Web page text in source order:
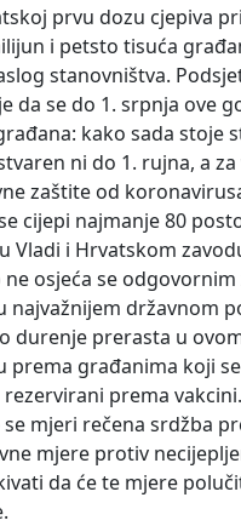
prvu dozu cjepiva
i petsto tisuća
stanovništva.
da se do 1. srpnja ove
kako sada stoje
ni do 1. rujna, a za
zaštite od
cijepi najmanje 80
Vladi i Hrvatskom
osjeća se odgovornim
najvažnijem državnom
durenje prerasta u
prema građanima koji
prema
mjeri rečena srdžba
mjere protiv
da će te mjere